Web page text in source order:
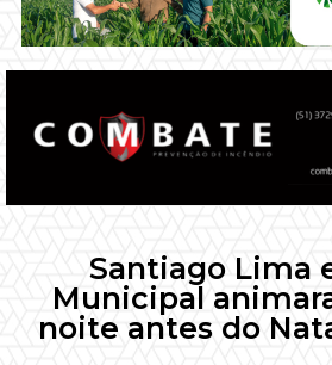
Santiago Lima
Municipal
noite antes do